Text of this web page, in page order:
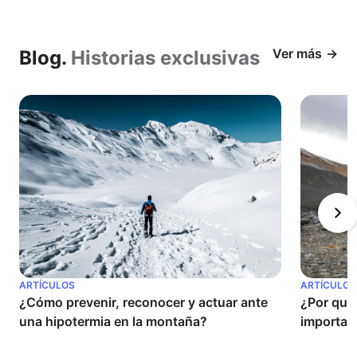
Blog. Historias exclusivas Ver más
ARTÍCULOS
¿Cómo prevenir, reconocer y actuar ante
una hipotermia en la montaña?
ARTÍCULOS
¿Por